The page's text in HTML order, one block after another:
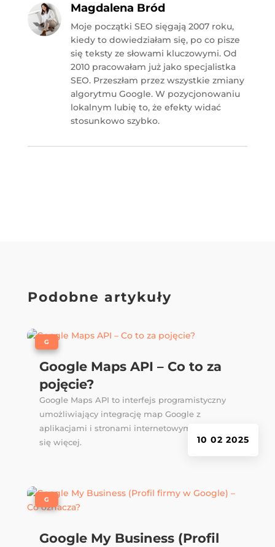
Magdalena Bród
Moje początki SEO sięgają 2007 roku,
kiedy to dowiedziałam się, po co pisze
się teksty ze słowami kluczowymi. Od
2010 pracowałam już jako specjalistka
SEO. Przeszłam przez wszystkie zmiany
algorytmu Google. W pozycjonowaniu
lokalnym lubię to, że efekty widać
stosunkowo szybko.
Podobne artykuły
Google Maps API – Co to za
pojęcie?
10 02 2025
G
Google Maps API to interfejs programistyczny
umożliwiający integrację map Google z
aplikacjami i stronami internetowymi. Dowiedz
się więcej.
Google My Business (Profil
G